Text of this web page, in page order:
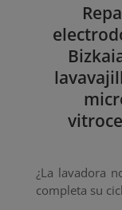
¿La lavadora
completa su